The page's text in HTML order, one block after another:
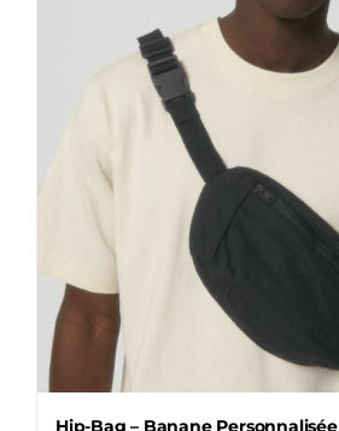
Hip-Bag – Banane Personnalisée